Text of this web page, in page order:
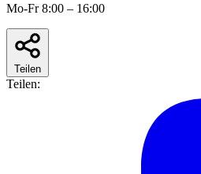
Mo-Fr 8:00 – 16:00
Teilen
Teilen: